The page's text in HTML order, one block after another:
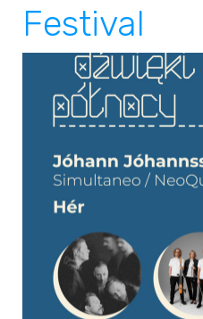
Festival